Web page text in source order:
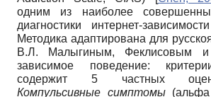
одним из наиболее
диагностики интернет-
Методика адаптирована для
В.Л. Малыгиным, Феклисовым
зависимое поведение:
содержит 5 частных
Компульсивные симптомы(альфа